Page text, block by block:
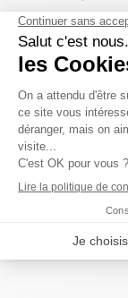
Ventes flash,
échappera!